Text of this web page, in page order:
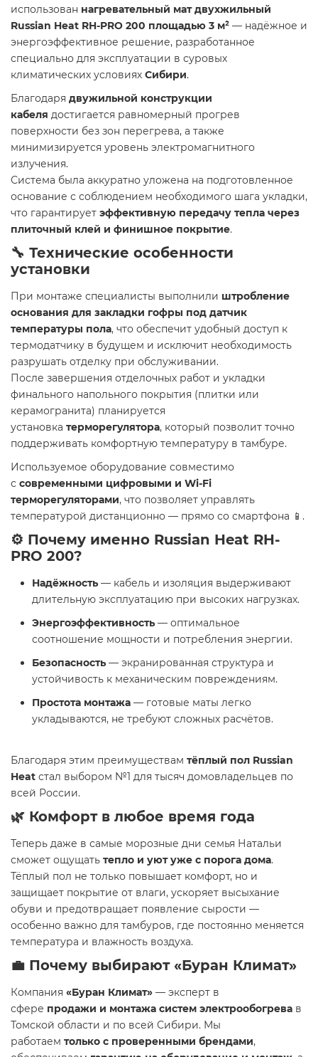
использован нагревательный мат двухжильный
Russian Heat RH-PRO 200 площадью 3 м² — надёжное и
энергоэффективное решение, разработанное
специально для эксплуатации в суровых
климатических условиях Сибири.
Благодаря двужильной конструкции
кабеля достигается равномерный прогрев
поверхности без зон перегрева, а также
минимизируется уровень электромагнитного
излучения.
Система была аккуратно уложена на подготовленное
основание с соблюдением необходимого шага укладки,
что гарантирует эффективную передачу тепла через
плиточный клей и финишное покрытие.
🔧 Технические особенности
установки
При монтаже специалисты выполнили штробление
основания для закладки гофры под датчик
температуры пола, что обеспечит удобный доступ к
термодатчику в будущем и исключит необходимость
разрушать отделку при обслуживании.
После завершения отделочных работ и укладки
финального напольного покрытия (плитки или
керамогранита) планируется
установка терморегулятора, который позволит точно
поддерживать комфортную температуру в тамбуре.
Используемое оборудование совместимо
с современными цифровыми и Wi-Fi
терморегуляторами, что позволяет управлять
температурой дистанционно — прямо со смартфона 📱.
⚙️ Почему именно Russian Heat RH-
PRO 200?
Надёжность — кабель и изоляция выдерживают
длительную эксплуатацию при высоких нагрузках.
Энергоэффективность — оптимальное
соотношение мощности и потребления энергии.
Безопасность — экранированная структура и
устойчивость к механическим повреждениям.
Простота монтажа — готовые маты легко
укладываются, не требуют сложных расчётов.
Благодаря этим преимуществам тёплый пол Russian
Heat стал выбором №1 для тысяч домовладельцев по
всей России.
🌿 Комфорт в любое время года
Теперь даже в самые морозные дни семья Натальи
сможет ощущать тепло и уют уже с порога дома.
Тёплый пол не только повышает комфорт, но и
защищает покрытие от влаги, ускоряет высыхание
обуви и предотвращает появление сырости —
особенно важно для тамбуров, где постоянно меняется
температура и влажность воздуха.
💼 Почему выбирают «Буран Климат»
Компания «Буран Климат» — эксперт в
сфере продажи и монтажа систем электрообогрева в
Томской области и по всей Сибири. Мы
работаем только с проверенными брендами,